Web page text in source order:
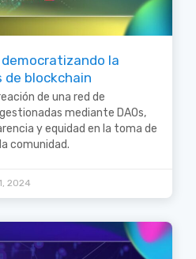
la
blockchain
de una red de
mediante DAOs,
y equidad en la toma de
comunidad.
2024